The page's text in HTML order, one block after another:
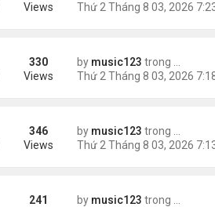
Views
by music123 trong
330
Views
by music123 trong
346
Views
by music123 trong
241